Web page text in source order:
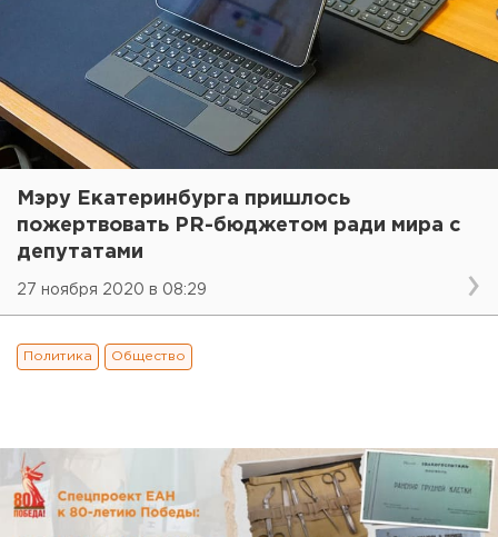
Мэру Екатеринбурга пришлось
пожертвовать PR-бюджетом ради мира с
депутатами
27 ноября 2020 в 08:29
Политика Общество